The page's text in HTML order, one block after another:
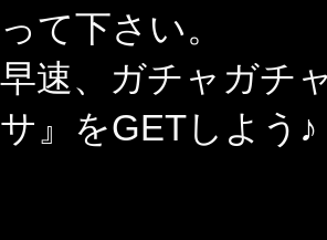
って下さい。
早速、ガチャガチ
サ』をGETしよう♪